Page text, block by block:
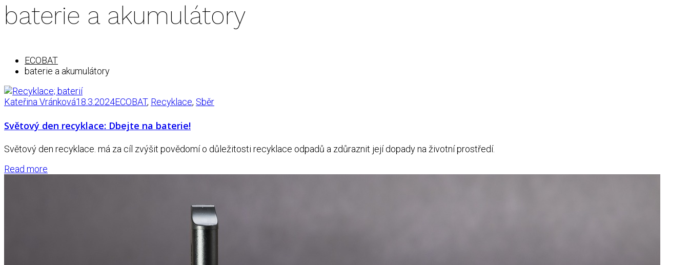
baterie a akumulátory
ECOBAT
baterie a akumulátory
Kateřina Vránková18.3.2024ECOBAT, Recyklace, Sběr
Světový den recyklace: Dbejte na baterie!
Světový den recyklace. má za cíl zvýšit povědomí o důležitosti recyklace odpadů a zdůraznit její dopady na životní prostředí.
Read more